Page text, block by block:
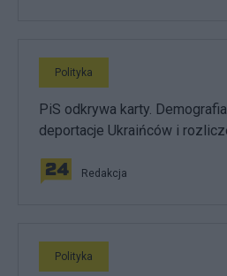
Polityka
PiS odkrywa karty.
deportacje Ukraińców i
Redakcja
Polityka